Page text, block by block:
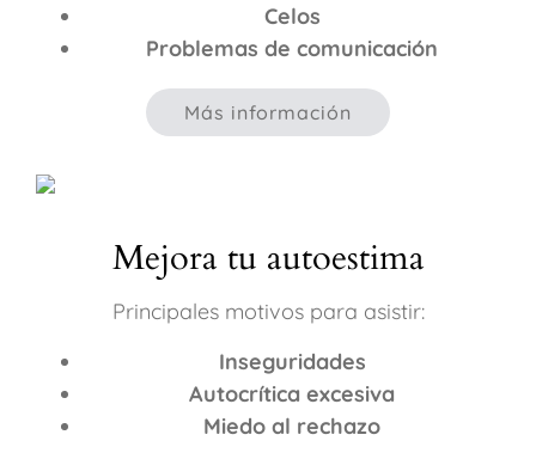
Celos
Problemas de comunicación
Más información
Mejora tu autoestima
Principales motivos para asistir:
Inseguridades
Autocrítica excesiva
Miedo al rechazo